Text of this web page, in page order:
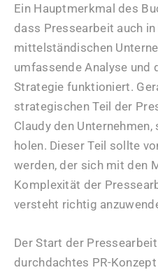
Ein Hauptmerkmal des
dass Pressearbeit auch in
mittelständischen
umfassende Analyse und
Strategie funktioniert.
strategischen Teil der
Claudy den
holen. Dieser Teil sollte
werden, der sich mit den
Komplexität der
versteht richtig
Der Start der
durchdachtes PR-